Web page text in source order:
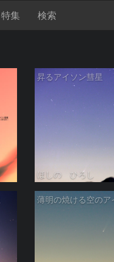
特集 検索
昇るアイソン彗星
ほしの ひろし